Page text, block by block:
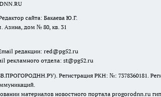
сайта: Бакаева Ю.Г.
Азина, дом № 80, кв. 31
редакции: red@pg52.ru
рекламного отдела: st@pg52.ru
Регистрация РКН: №: 7378360181.
материалов новостного портала progorodnn.ru